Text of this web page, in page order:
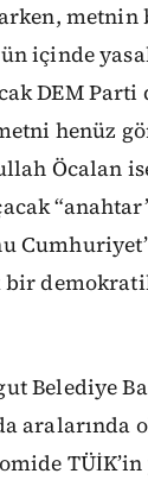
metnin
içinde
DEM Parti
henüz
Öcalan
Belediye
aralarında